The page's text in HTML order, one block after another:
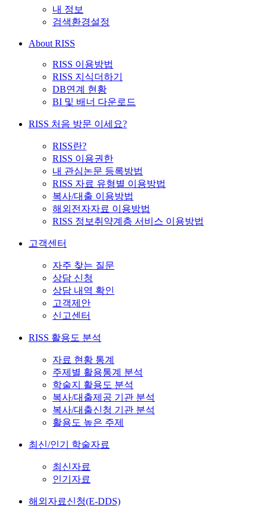
내 정보
검색환경설정
About RISS
RISS 이용방법
RISS 지식더하기
DB연계 현황
BI 및 배너 다운로드
RISS 처음 방문 이세요?
RISS란?
RISS 이용권한
내 관심논문 등록방법
RISS 자료 유형별 이용방법
복사/대출 이용방법
해외전자자료 이용방법
RISS 정보취약계층 서비스 이용방법
고객센터
자주 찾는 질문
상담 신청
상담 내역 확인
고객제안
신고센터
RISS 활용도 분석
자료 현황 통계
주제별 활용통계 분석
학술지 활용도 분석
복사/대출제공 기관 분석
복사/대출신청 기관 분석
활용도 높은 주제
최신/인기 학술자료
최신자료
인기자료
해외자료신청(E-DDS)